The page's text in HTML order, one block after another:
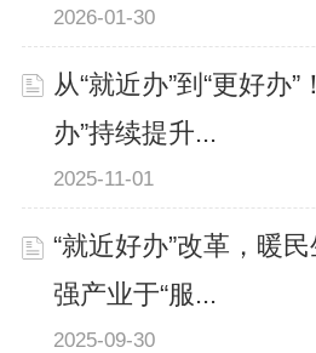
2026-01-30
从“就近办”到“更好办
办”持续提升...
2025-11-01
“就近好办”改革，暖民
强产业于“服...
2025-09-30